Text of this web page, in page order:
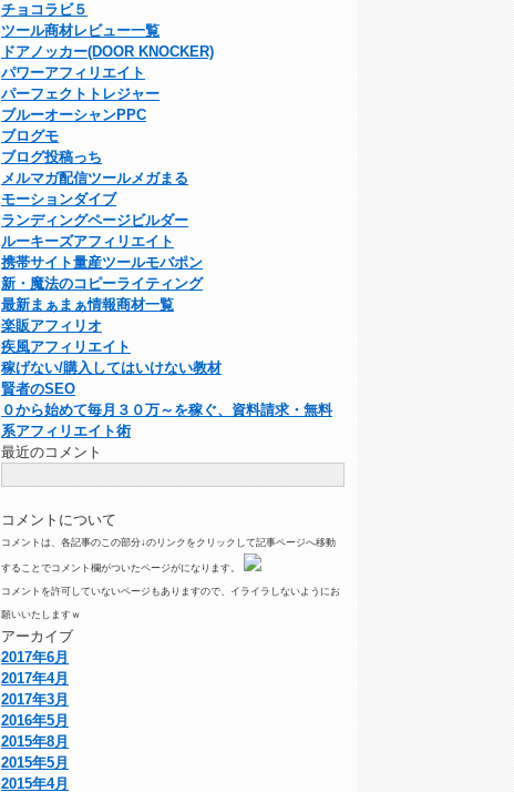
チョコラビ５
ツール商材レビュー一覧
ドアノッカー(DOOR KNOCKER)
パワーアフィリエイト
パーフェクトトレジャー
ブルーオーシャンPPC
ブログモ
ブログ投稿っち
メルマガ配信ツールメガまる
モーションダイブ
ランディングページビルダー
ルーキーズアフィリエイト
携帯サイト量産ツールモバポン
新・魔法のコピーライティング
最新まぁまぁ情報商材一覧
楽販アフィリオ
疾風アフィリエイト
稼げない/購入してはいけない教材
賢者のSEO
０から始めて毎月３０万～を稼ぐ、資料請求・無料
系アフィリエイト術
最近のコメント
コメントについて
コメントは、各記事のこの部分↓のリンクをクリックして記事ページへ移動
することでコメント欄がついたページがになります。
コメントを許可していないページもありますので、イライラしないようにお
願いいたしますｗ
アーカイブ
2017年6月
2017年4月
2017年3月
2016年5月
2015年8月
2015年5月
2015年4月